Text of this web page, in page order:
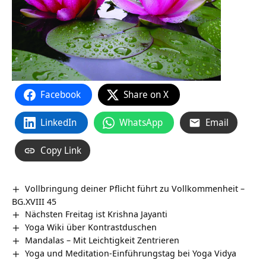
Facebook Share on X
LinkedIn WhatsApp Email
Copy Link
Vollbringung deiner Pflicht führt zu Vollkommenheit –
BG.XVIII 45
Nächsten Freitag ist Krishna Jayanti
Yoga Wiki über Kontrastduschen
Mandalas – Mit Leichtigkeit Zentrieren
Yoga und Meditation-Einführungstag bei Yoga Vidya